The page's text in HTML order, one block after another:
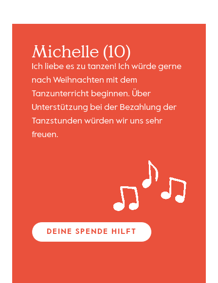
Michelle (10)
Ich liebe es zu tanzen! Ich würde gerne
nach Weihnachten mit dem
Tanzunterricht beginnen. Über
Unterstützung bei der Bezahlung der
Tanzstunden würden wir uns sehr
freuen.
DEINE SPENDE HILFT